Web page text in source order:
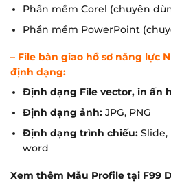
Phần mềm Corel (chuyên
Phần mềm PowerPoint
– File bàn giao hồ sơ năng lực
định dạng:
Định dạng File vector, in ấn
Định dạng ảnh:JPG, PNG
Định dạng trình chiếu:Slide,
word
Xem thêm Mẫu Profile tại F99